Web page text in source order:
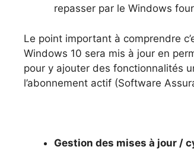
repasser par le Windows
Le point important à comprendre
Windows 10 sera mis à jour en
pour y ajouter des fonctionnalités
l’abonnement actif (Software
Gestion des mises à jour /